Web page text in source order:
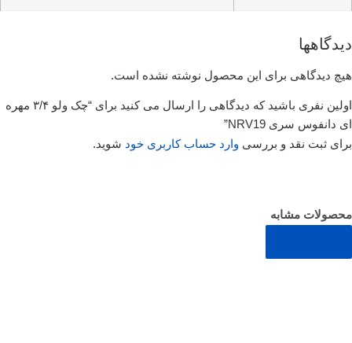
دیدگاهها
هیچ دیدگاهی برای این محصول نوشته نشده است.
اولین نفری باشید که دیدگاهی را ارسال می کنید برای “چک ولو ۳/۴ مهره
ای دانفوس سری NRV19”
برای ثبت نقد و بررسی وارد حساب کاربری خود شوید.
محصولات مشابه